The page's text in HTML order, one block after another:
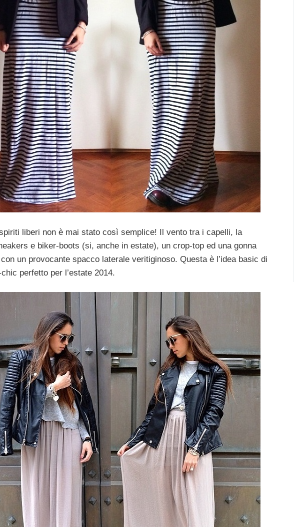
liberi non è mai stato così semplice! Il vento tra i capelli, la
e biker-boots (si, anche in estate), un crop-top ed una gonna
un provocante spacco laterale veritiginoso. Questa è l’idea basic di
perfetto per l’estate 2014.